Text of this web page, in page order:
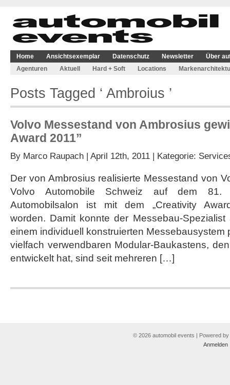
Home Ansichtsexemplar Datenschutz Newsletter
Über
Agenturen
Aktuell Hard + Soft Locations
Posts Tagged ‘ Ambroius ’
Volvo Messestand von Ambrosius
Award 2011”
By Marco Raupach | April 12th, 2011 | Kategorie:
Der von Ambrosius realisierte Messestand von
Volvo Automobile Schweiz auf dem 81.
Automobilsalon ist mit dem „Creativity
worden. Damit konnte der Messebau-
einem individuell konstruierten Messebausystem
vielfach verwendbaren Modular-Baukastens,
entwickelt hat, sind seit mehreren […]
© 2026 automobil events | Powered by
Anmelden|